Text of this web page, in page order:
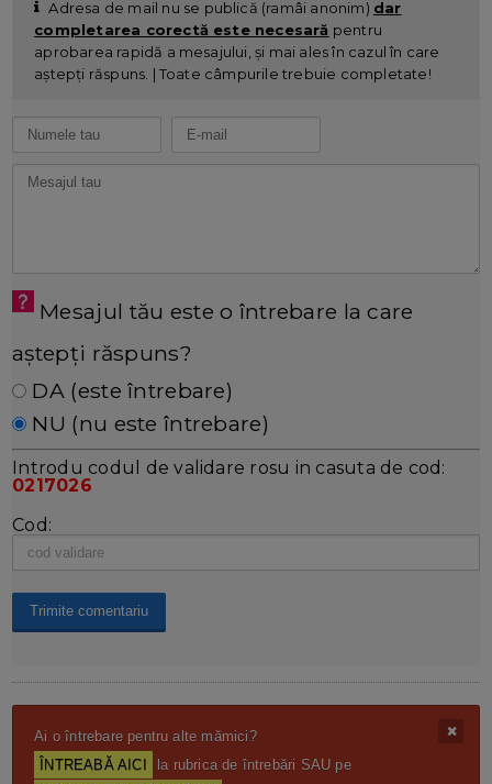
Adresa de mail nu se publică (ramâi anonim) dar
completarea corectă este necesară pentru
aprobarea rapidă a mesajului, și mai ales în cazul în care
aștepți răspuns. | Toate câmpurile trebuie completate!
Mesajul tău este o întrebare la care
aștepți răspuns?
DA (este întrebare)
NU (nu este întrebare)
Introdu codul de validare rosu in casuta de cod:
0217026
Cod:
Ai o întrebare pentru alte mămici?
ÎNTREABĂ AICI
la rubrica de întrebări SAU pe